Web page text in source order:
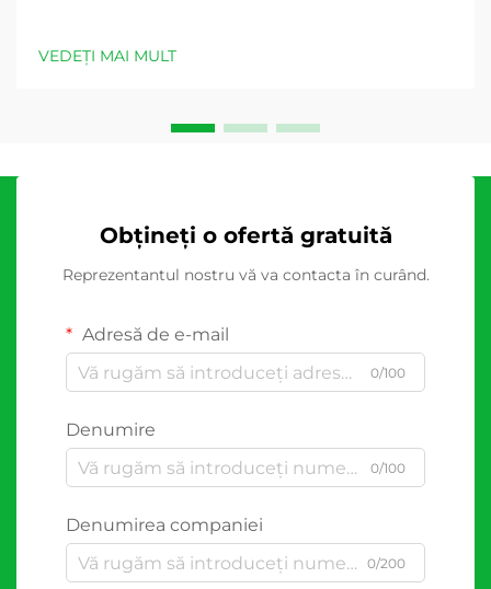
VEDEȚI MAI MULT
Obțineți o ofertă gratuită
Reprezentantul nostru vă va contacta în curând.
Adresă de e-mail
0/100
Denumire
0/100
Denumirea companiei
0/200